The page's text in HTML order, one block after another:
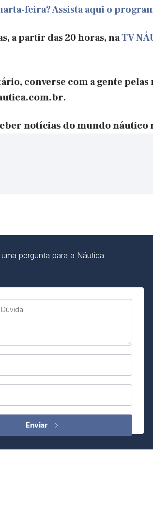
feira? Assista aqui o
a partir das 20 horas, naTV
converse com a gente pelas
.
notícias do mundo náutico
pergunta para a Náutica